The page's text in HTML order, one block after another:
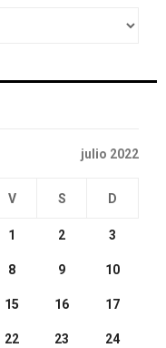
julio 2022
V S D
1 2 3
8 9 10
15 16 17
22 23 24